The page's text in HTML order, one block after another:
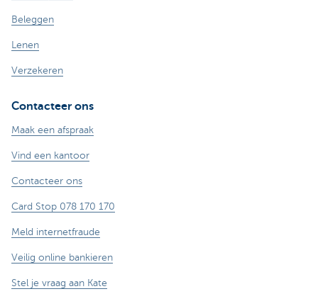
Beleggen
Lenen
Verzekeren
Contacteer ons
Maak een afspraak
Vind een kantoor
Contacteer ons
Card Stop 078 170 170
Meld internetfraude
Veilig online bankieren
Stel je vraag aan Kate